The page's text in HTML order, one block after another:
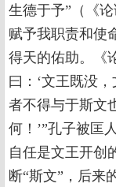
生德于予”（《
赋予我职责和使
得天的佑助。《
曰：‘文王既没
者不得与于斯文
何！’”孔子被匡
自任是文王开创
断“斯文”，后来